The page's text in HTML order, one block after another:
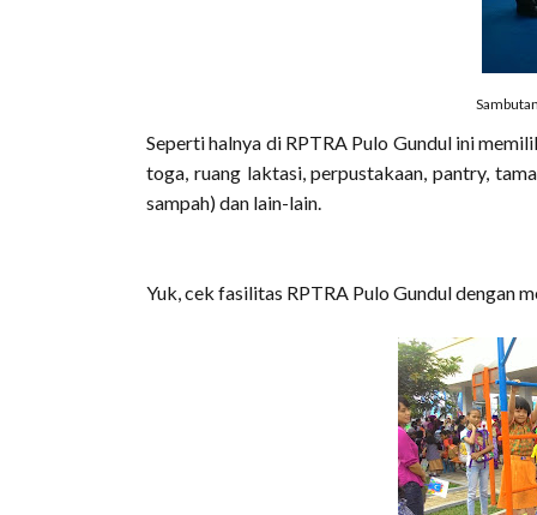
Seperti halnya di RPTRA Pulo Gundul ini
toga, ruang laktasi, perpustakaan, pantry,
sampah) dan lain-lain.
Yuk, cek fasilitas RPTRA Pulo Gundul dengan